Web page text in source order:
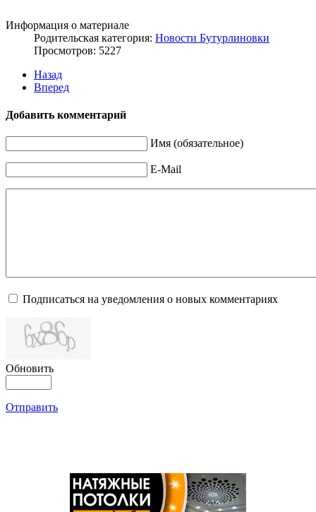
Информация о материале
Родительская категория: Новости Бутурлиновки
Просмотров: 5227
Назад
Вперед
Добавить комментарий
Имя (обязательное)
E-Mail
Подписаться на уведомления о новых комментариях
Обновить
Отправить